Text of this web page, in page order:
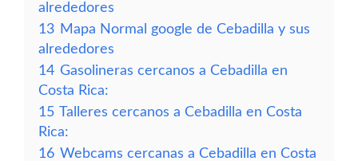
alrededores
13 Mapa Normal google de Cebadilla y sus
alrededores
14 Gasolineras cercanos a Cebadilla en
Costa Rica:
15 Talleres cercanos a Cebadilla en Costa
Rica:
16 Webcams cercanas a Cebadilla en Costa